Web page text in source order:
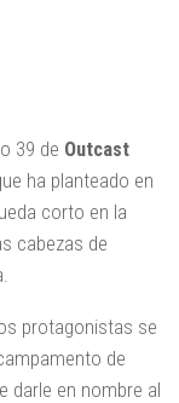
39 de Outcast
ha planteado en
corto en la
cabezas de
protagonistas se
de
darle en nombre al